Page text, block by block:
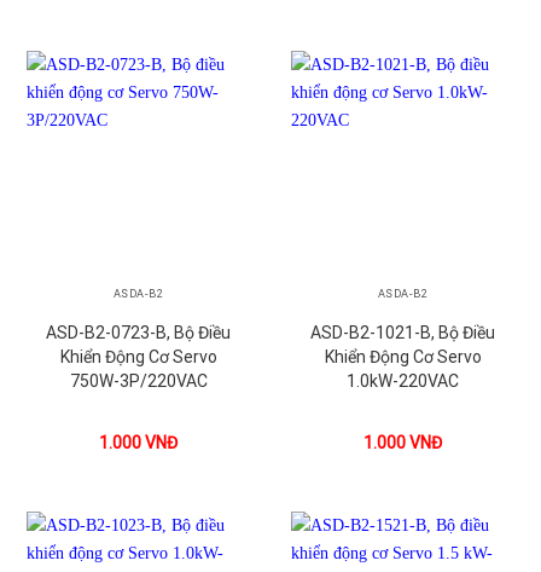
ASDA-B2
ASD-B2-0723-B, Bộ Điều
Khiển Động Cơ Servo
750W-3P/220VAC
1.000VNĐ
ASDA-B2
ASD-B2-1021-B, Bộ Điều
Khiển Động Cơ Servo
1.0kW-220VAC
1.000VNĐ